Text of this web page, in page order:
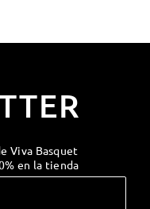
Viva Basquet
en la tienda